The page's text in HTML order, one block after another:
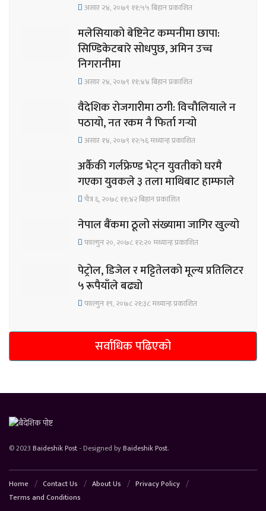
असार २४, २०७९ ११;५५ बिहान प्रकाशित
मलेसियाको बेष्टिनेट कम्पनीमा छापा:
सिण्डिकेटबारे सोधपुछ, अमिन उच्च
निगरानीमा
असार २४, २०७९ ११;४४ बिहान प्रकाशित
वैदेशिक रोजगारीमा ठगी: विचौलियाले न
पठायो, नत रकम नै फिर्ता गर्‍यो
असार १४, २०७९ १२;५६ मध्यान्ह प्रकाशित
अर्कैकी गर्लफ्रेण्ड भेट्न युवतीको घरमै
गएका युवकले ३ तला माथिबाट हाम्फाले
चैत्र ६, २०७८ ११;४२ बिहान प्रकाशित
नेपाल बैंकमा ठूलो संख्यामा जागिर खुल्यो
फाल्गुन २०, २०७८ १२;२० मध्यान्ह प्रकाशित
पेट्रोल, डिजेल र मट्टितेलको मूल्य प्रतिलिटर
५ रूपैयाँले बढ्यो
फाल्गुन १९, २०७८ २१;३८ मध्यान्ह प्रकाशित
सर्वाधिक पढिएको
© 2023 Baideshik Post - Designed byBaideshik Post.
Home Contact Us About Us
Privacy Policy
Terms and Conditions